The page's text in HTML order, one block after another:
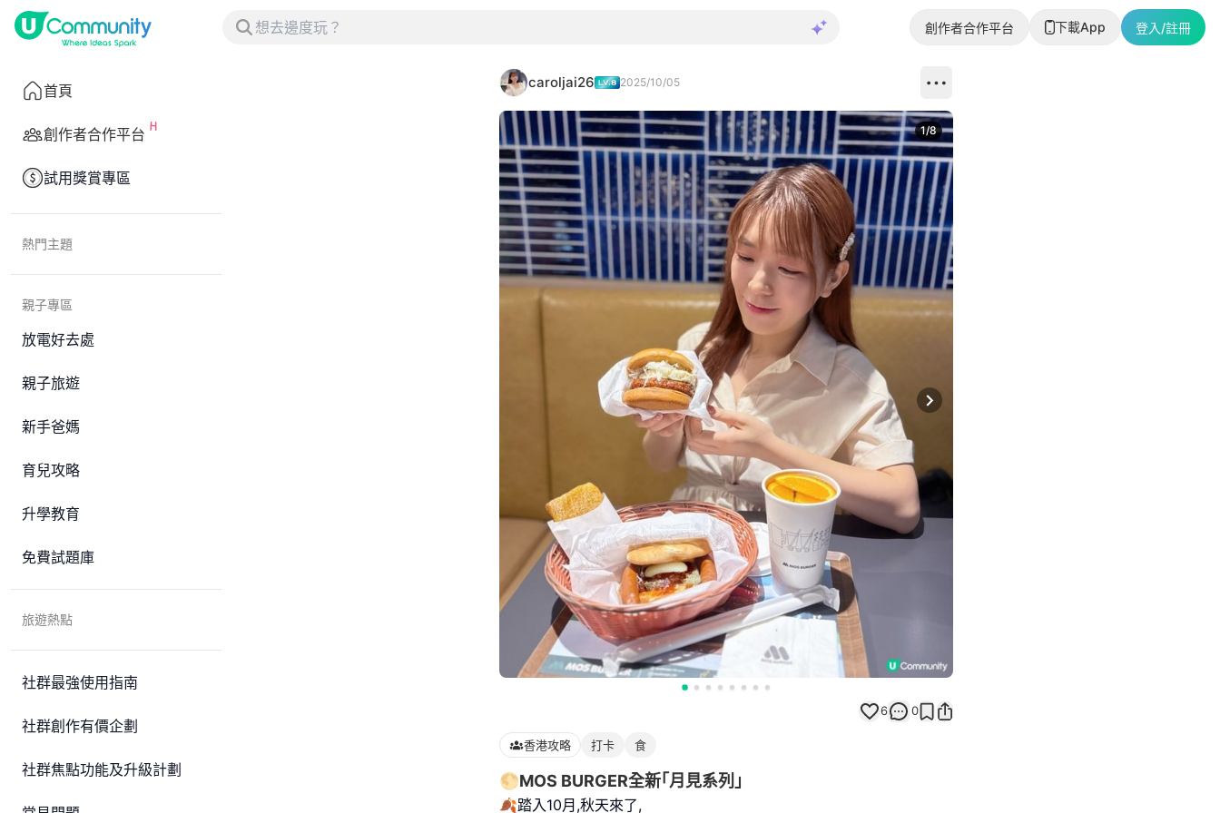
創作者合作平台 下載App 登入/註冊
首頁
創作者合作平台
試用獎賞專區
熱門主題
親子專區
放電好去處
親子旅遊
新手爸媽
育兒攻略
升學教育
免費試題庫
旅遊熱點
社群最強使用指南
社群創作有價企劃
社群焦點功能及升級計劃
caroljai26 2025/10/05
Next slide
1/8
6 0
香港攻略 打卡 食
🌕MOS BURGER全新｢月見系列｣
🍂踏入10月,秋天來了,